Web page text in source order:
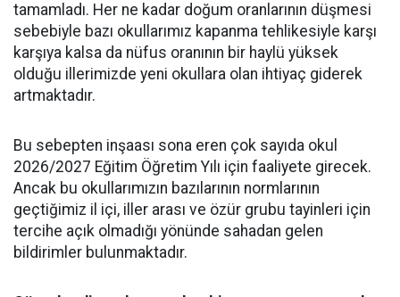
tamamladı. Her ne kadar doğum oranlarının düşmesi
sebebiyle bazı okullarımız kapanma tehlikesiyle karşı
karşıya kalsa da nüfus oranının bir haylü yüksek
olduğu illerimizde yeni okullara olan ihtiyaç giderek
artmaktadır.
Bu sebepten inşaası sona eren çok sayıda okul
2026/2027 Eğitim Öğretim Yılı için faaliyete girecek.
Ancak bu okullarımızın bazılarının normlarının
geçtiğimiz il içi, iller arası ve özür grubu tayinleri için
tercihe açık olmadığı yönünde sahadan gelen
bildirimler bulunmaktadır.